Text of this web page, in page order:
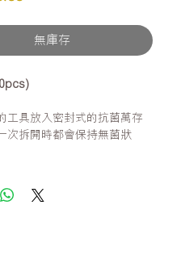
無庫存
工具放入密封式的抗菌萬存
次拆開時都會保持無菌狀